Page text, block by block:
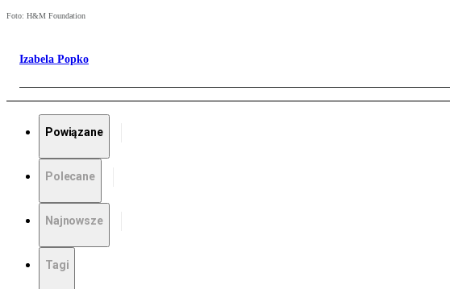
Foto: H&M Foundation
Izabela Popko
Powiązane
Polecane
Najnowsze
Tagi